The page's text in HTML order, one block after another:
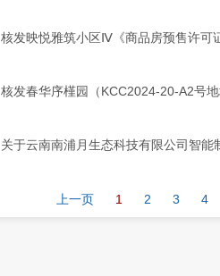
核发映悦雅筑小区Ⅳ《商品房预售许可
核发春华序槿园（KCC2024-20-A2号
关于云南南浦月生态科技有限公司智
上一页 1 2 3 4